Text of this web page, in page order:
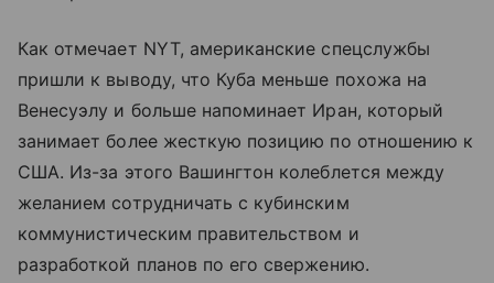
Как отмечает NYT, американские спецслужбы
пришли к выводу, что Куба меньше похожа на
Венесуэлу и больше напоминает Иран, который
занимает более жесткую позицию по отношению к
США. Из-за этого Вашингтон колеблется между
желанием сотрудничать с кубинским
коммунистическим правительством и
разработкой планов по его свержению.